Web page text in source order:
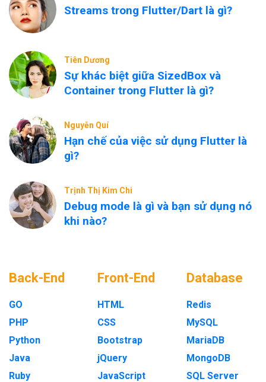
Streams trong Flutter/Dart là gì?
Tiên Dương
Sự khác biệt giữa SizedBox và
Container trong Flutter là gì?
Nguyễn Quí
Hạn chế của việc sử dụng Flutter là
gì?
Trịnh Thị Kim Chi
Debug mode là gì và bạn sử dụng nó
khi nào?
Back-End
GO
PHP
Python
Java
Ruby
Front-End
HTML
CSS
Bootstrap
jQuery
JavaScript
Database
Redis
MySQL
MariaDB
MongoDB
SQL Server